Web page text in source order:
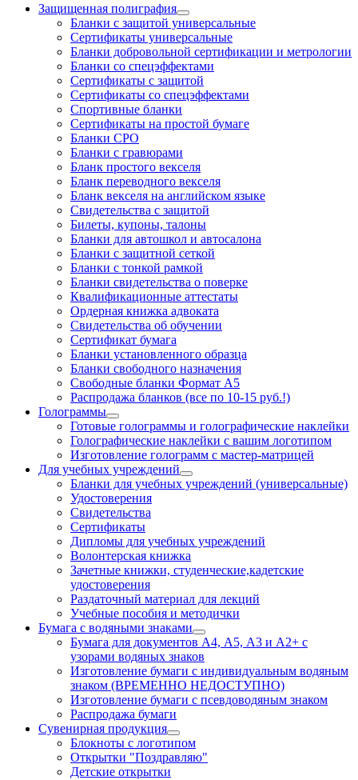
Защищенная полиграфия
Бланки с защитой универсальные
Сертификаты универсальные
Бланки добровольной сертификации и метрологии
Бланки со спецэффектами
Сертификаты с защитой
Сертификаты со спецэффектами
Спортивные бланки
Cертификаты на простой бумаге
Бланки СРО
Бланки с гравюрами
Бланк простого векселя
Бланк переводного векселя
Бланк векселя на английском языке
Свидетельства с защитой
Билеты, купоны, талоны
Бланки для автошкол и автосалона
Бланки с защитной сеткой
Бланки с тонкой рамкой
Бланки свидетельства о поверке
Квалификационные аттестаты
Ордерная книжка адвоката
Свидетельства об обучении
Сертификат бумага
Бланки установленного образца
Бланки свободного назначения
Свободные бланки Формат А5
Распродажа бланков (все по 10-15 руб.!)
Голограммы
Готовые голограммы и голографические наклейки
Голографические наклейки с вашим логотипом
Изготовление голограмм с мастер-матрицей
Для учебных учреждений
Бланки для учебных учреждений (универсальные)
Удостоверения
Свидетельства
Сертификаты
Дипломы для учебных учреждений
Волонтерская книжка
Зачетные книжки, студенческие,кадетские
удостоверения
Раздаточный материал для лекций
Учебные пособия и методички
Бумага с водяными знаками
Бумага для документов А4, А5, А3 и А2+ с
узорами водяных знаков
Изготовление бумаги с индивидуальным водяным
знаком (ВРЕМЕННО НЕДОСТУПНО)
Изготовление бумаги с псевдоводяным знаком
Распродажа бумаги
Сувенирная продукция
Блокноты с логотипом
Открытки "Поздравляю"
Детские открытки